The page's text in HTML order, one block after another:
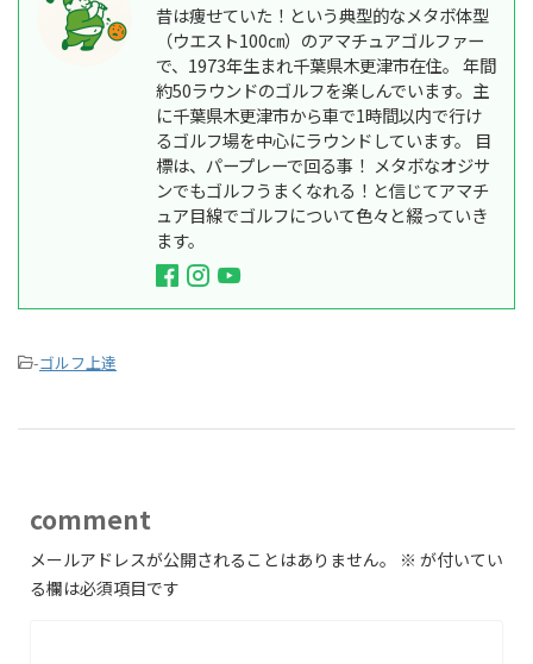
昔は痩せていた！という典型的なメタボ体型
（ウエスト100㎝）のアマチュアゴルファー
で、1973年生まれ千葉県木更津市在住。 年間
約50ラウンドのゴルフを楽しんでいます。主
に千葉県木更津市から車で1時間以内で行け
るゴルフ場を中心にラウンドしています。 目
標は、パープレーで回る事！ メタボなオジサ
ンでもゴルフうまくなれる！と信じてアマチ
ュア目線でゴルフについて色々と綴っていき
ます。
-ゴルフ上達
comment
メールアドレスが公開されることはありません。 ※ が付いてい
る欄は必須項目です